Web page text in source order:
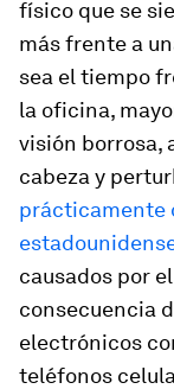
físico que se
más frente a
sea el tiempo
la oficina,
visión borrosa,
cabeza y
prácticamente
causados por
consecuencia
electrónicos
teléfonos